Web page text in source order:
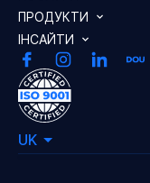
ПРОДУКТИ
ІНСАЙТИ
UK